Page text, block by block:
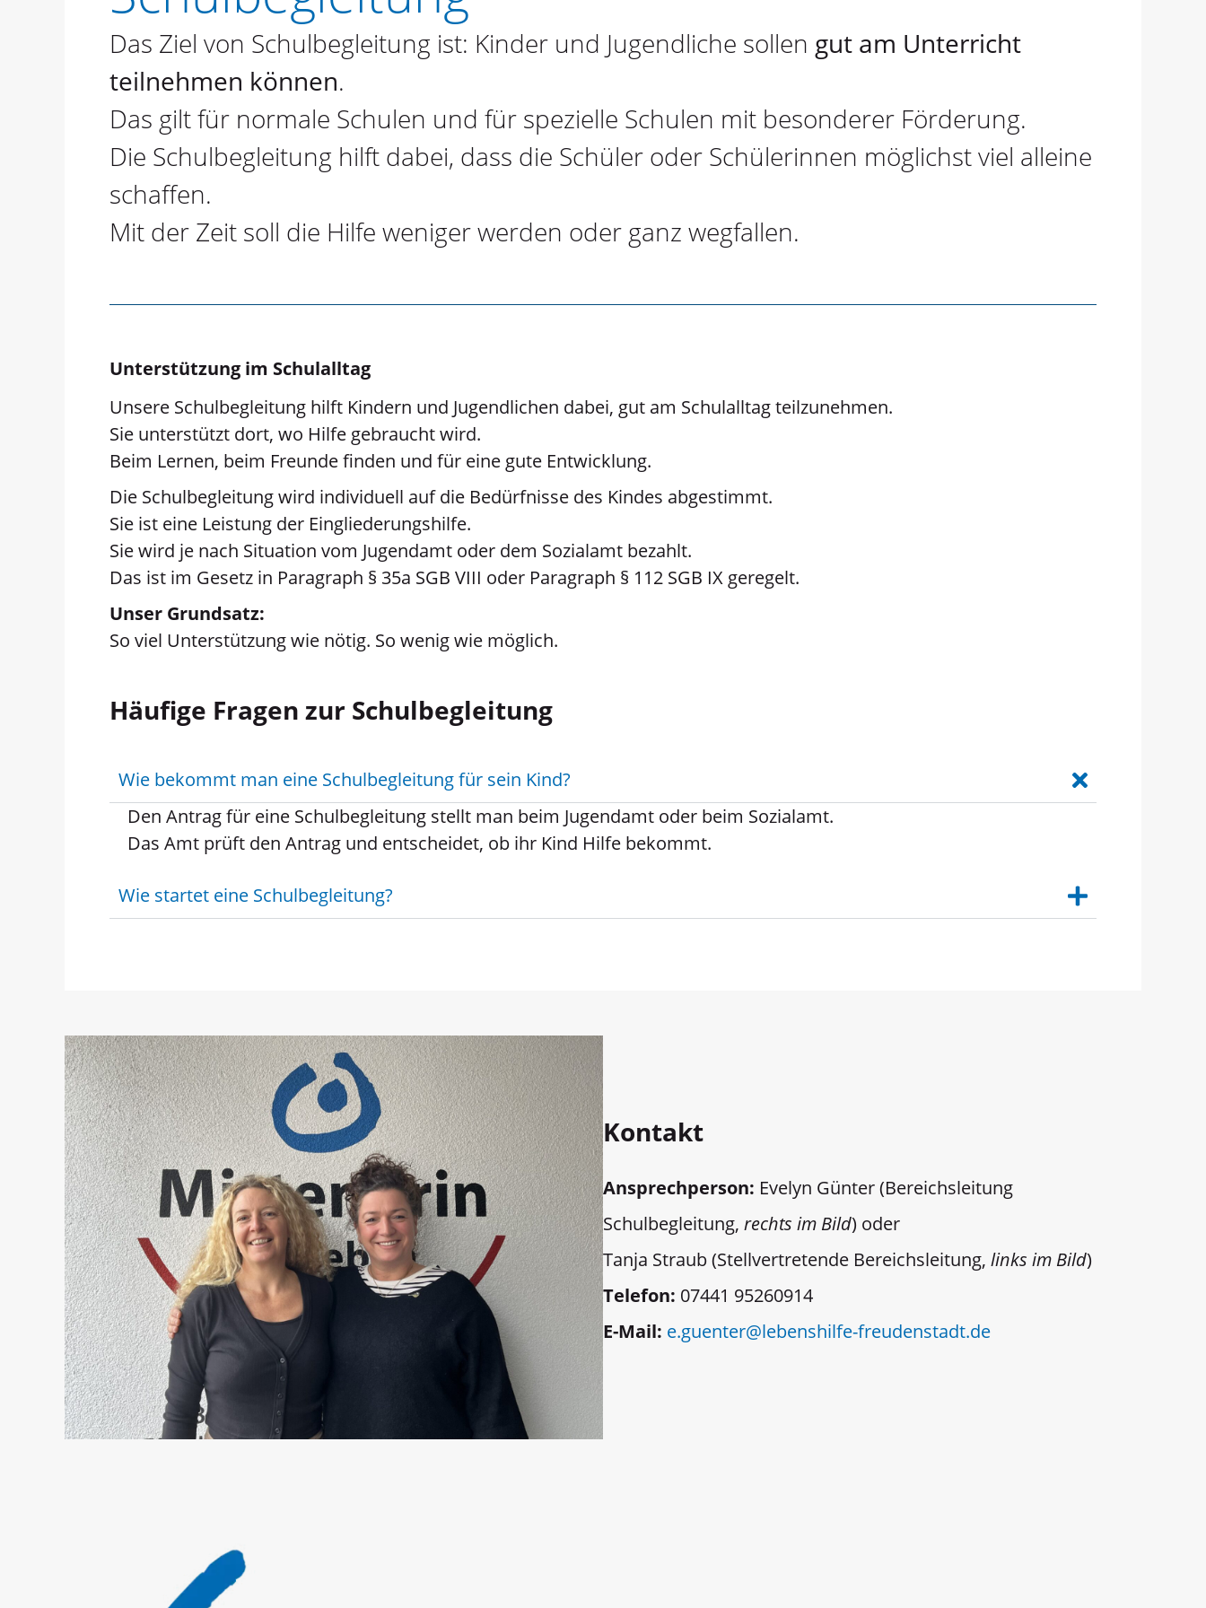
Das Ziel von Schulbegleitung ist: Kinder und Jugendliche sollen gut am Unterricht
teilnehmen können.
Das gilt für normale Schulen und für spezielle Schulen mit besonderer Förderung.
Die Schulbegleitung hilft dabei, dass die Schüler oder Schülerinnen möglichst viel alleine
schaffen.
Mit der Zeit soll die Hilfe weniger werden oder ganz wegfallen.
Unterstützung im Schulalltag
Unsere Schulbegleitung hilft Kindern und Jugendlichen dabei, gut am Schulalltag teilzunehmen.
Sie unterstützt dort, wo Hilfe gebraucht wird.
Beim Lernen, beim Freunde finden und für eine gute Entwicklung.
Die Schulbegleitung wird individuell auf die Bedürfnisse des Kindes abgestimmt.
Sie ist eine Leistung der Eingliederungshilfe.
Sie wird je nach Situation vom Jugendamt oder dem Sozialamt bezahlt.
Das ist im Gesetz in Paragraph § 35a SGB VIII oder Paragraph § 112 SGB IX geregelt.
Unser Grundsatz:
So viel Unterstützung wie nötig. So wenig wie möglich.
Häufige Fragen zur Schulbegleitung
Wie bekommt man eine Schulbegleitung für sein Kind?
Den Antrag für eine Schulbegleitung stellt man beim Jugendamt oder beim Sozialamt.
Das Amt prüft den Antrag und entscheidet, ob ihr Kind Hilfe bekommt.
Wie startet eine Schulbegleitung?
Kontakt
Ansprechperson: Evelyn Günter (Bereichsleitung
Schulbegleitung, rechts im Bild) oder
Tanja Straub (Stellvertretende Bereichsleitung, links im Bild)
Telefon: 07441 95260914
E-Mail: e.guenter@lebenshilfe-freudenstadt.de